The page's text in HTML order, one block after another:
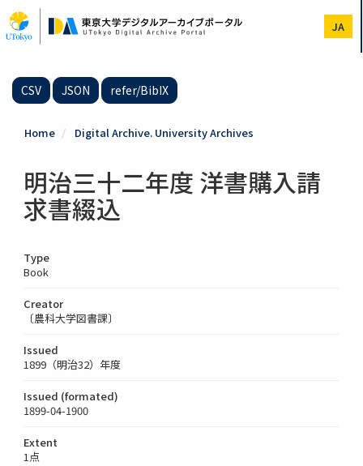
to
main
JA
CSV JSON refer/BibIX
Home Digital Archive. University Archives
明治三十二年度 洋書購入請
求書綴込
Type
Book
Creator
〔農科大学図書課〕
Issued
1899（明治32）年度
Issued (formated)
1899-04-1900
Extent
1点